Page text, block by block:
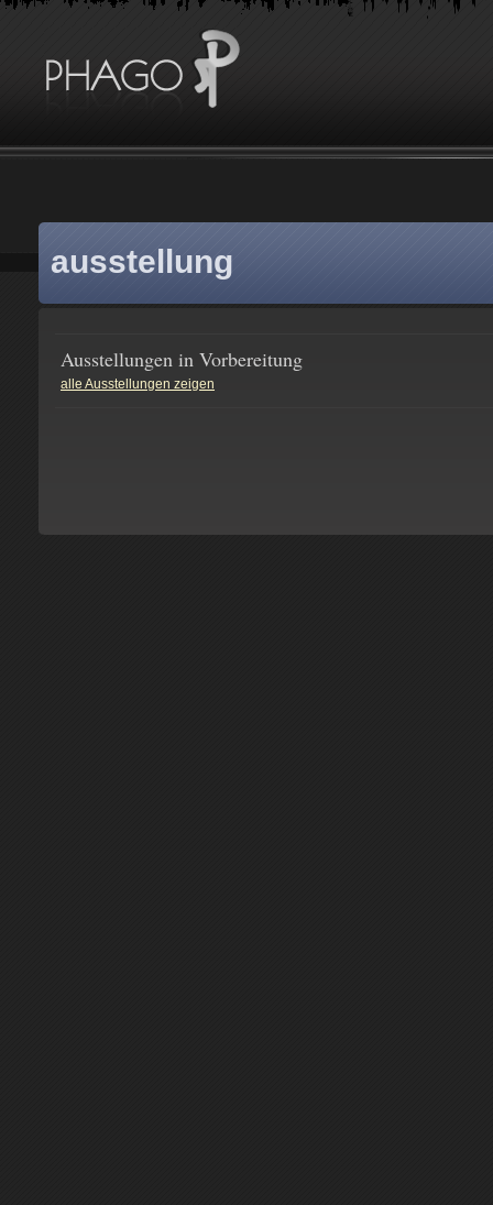
ausstellung
Ausstellungen in Vorbereitung
alle Ausstellungen zeigen